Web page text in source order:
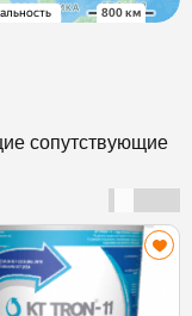
сопутствующие